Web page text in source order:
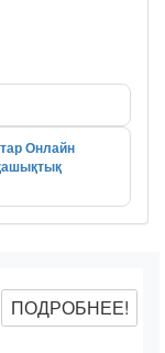
Онлайн
ПОДРОБНЕЕ!